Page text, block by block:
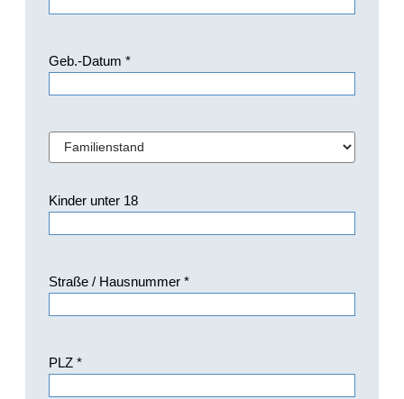
Geb.-Datum *
Kinder unter 18
Straße / Hausnummer *
PLZ *